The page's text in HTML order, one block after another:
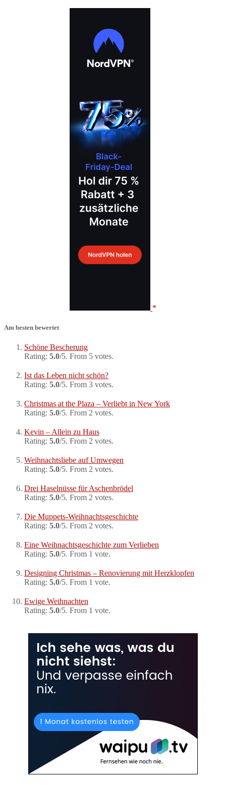
Am besten bewertet
Schöne Bescherung
Rating: 5.0/5. From 5 votes.
Ist das Leben nicht schön?
Rating: 5.0/5. From 3 votes.
Christmas at the Plaza – Verliebt in New York
Rating: 5.0/5. From 2 votes.
Kevin – Allein zu Haus
Rating: 5.0/5. From 2 votes.
Weihnachtsliebe auf Umwegen
Rating: 5.0/5. From 2 votes.
Drei Haselnüsse für Aschenbrödel
Rating: 5.0/5. From 2 votes.
Die Muppets-Weihnachtsgeschichte
Rating: 5.0/5. From 2 votes.
Eine Weihnachtsgeschichte zum Verlieben
Rating: 5.0/5. From 1 vote.
Designing Christmas – Renovierung mit Herzklopfen
Rating: 5.0/5. From 1 vote.
Ewige Weihnachten
Rating: 5.0/5. From 1 vote.